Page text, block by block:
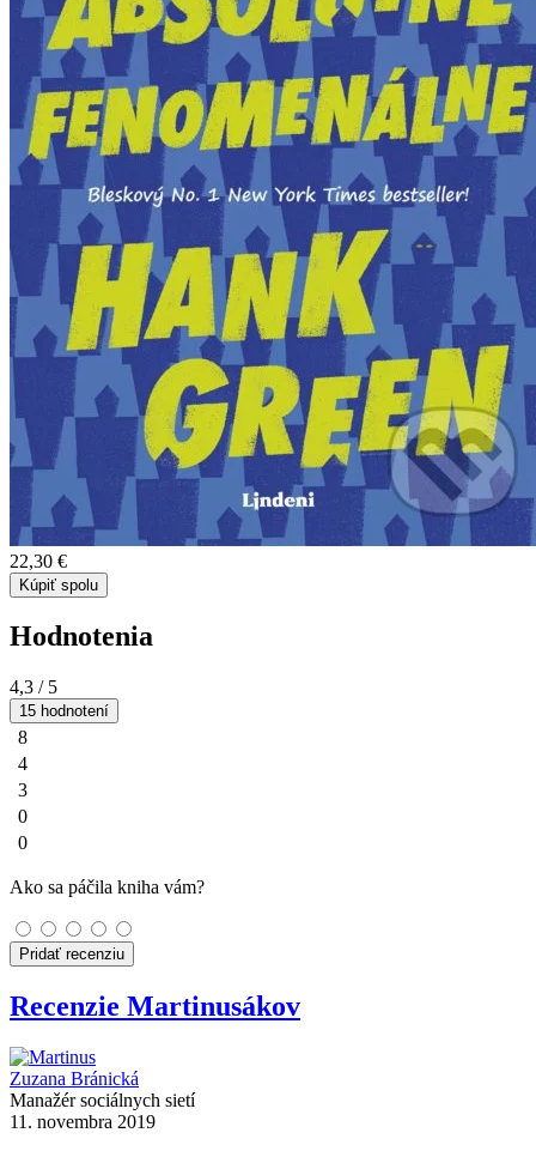
22,30 €
Kúpiť spolu
Hodnotenia
4,3 / 5
15 hodnotení
8
4
3
0
0
Ako sa páčila kniha vám?
Pridať recenziu
Recenzie Martinusákov
Zuzana Bránická
Manažér sociálnych sietí
11. novembra 2019